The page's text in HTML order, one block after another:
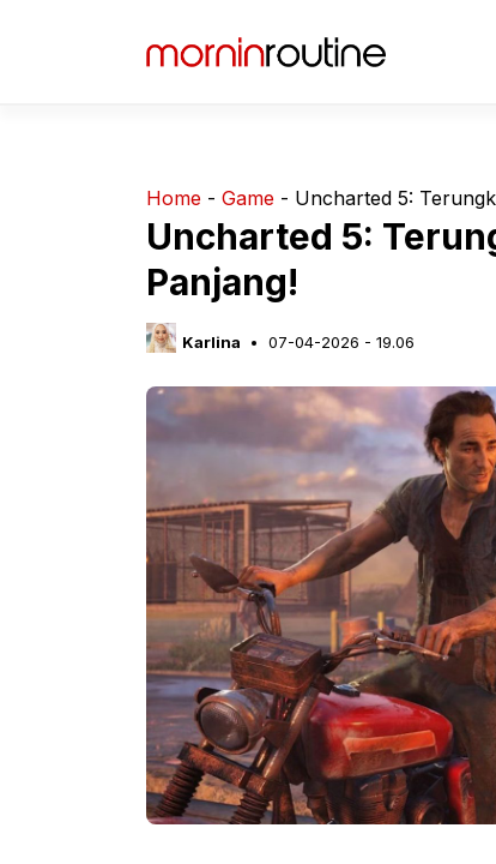
Home - Game - Uncharted 5:
Uncharted 5:
Panjang!
Karlina 07-04-2026 - 19.06